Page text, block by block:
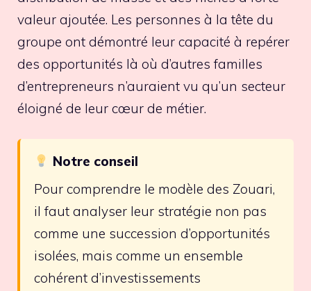
valeur ajoutée. Les personnes à la tête du
groupe ont démontré leur capacité à repérer
des opportunités là où d’autres familles
d’entrepreneurs n’auraient vu qu’un secteur
éloigné de leur cœur de métier.
Notre conseil
Pour comprendre le modèle des Zouari,
il faut analyser leur stratégie non pas
comme une succession d’opportunités
isolées, mais comme un ensemble
cohérent d’investissements